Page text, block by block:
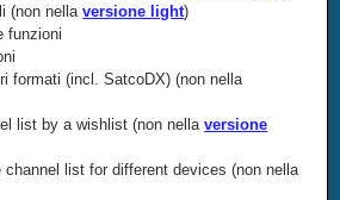
(non nellaversione light)
funzioni
formati (incl. SatcoDX) (non nella
list by a wishlist (non nellaversione
channel list for different devices (non nella